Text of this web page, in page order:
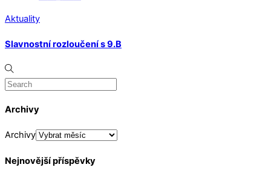
Aktuality
Slavnostní rozloučení s 9.B
Archivy
Archivy
Nejnovější příspěvky